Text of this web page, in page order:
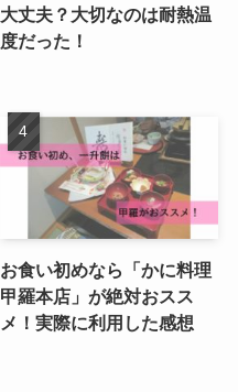
大丈夫？大切なのは耐熱温
度だった！
お食い初めなら「かに料理
甲羅本店」が絶対おスス
メ！実際に利用した感想